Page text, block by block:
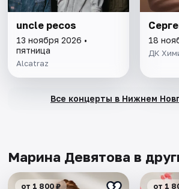
uncle pecos
13 ноября 2026 •
пятница
Alcatraz
18
ДК
Все концерты в Нижнем
Марина Девятова в
от 1 800 ₽ от 1